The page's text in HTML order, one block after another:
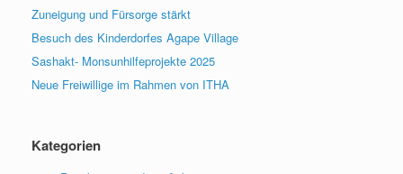
Zuneigung und Fürsorge stärkt
Besuch des Kinderdorfes Agape Village
Sashakt- Monsunhilfeprojekte 2025
Neue Freiwillige im Rahmen von ITHA
Kategorien